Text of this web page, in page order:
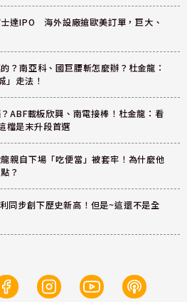
達IPO 海外設廠搶歐美訂單，巨大、
？南亞科、國巨腰斬怎麼辦？杜金龍：
」走法！
ABF載板欣興、南電接棒！杜金龍：看
檔是末升段首選
親自下場「吃便當」被套牢！為什麼他
？
同步創下歷史新高！但是~這還不是全